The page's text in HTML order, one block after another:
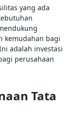
yang ada
kemudahan bagi
adalah investasi
perusahaan
Tata